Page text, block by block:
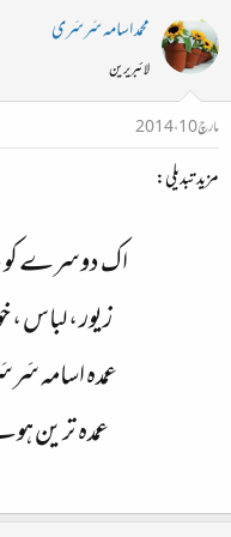
محمد اسامہ سَرسَری
لائبریرین
مارچ 10، 2014
مزید تبدیلی:
اک دوسرے کو
زیور ، لباس ،
عمدہ اسامہ
عمدہ ترین